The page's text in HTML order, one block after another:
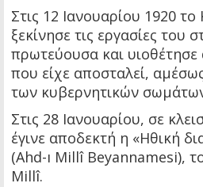
Στις 12 Ιανουαρίου 1920 το
ξεκίνησε τις εργασίες του
πρωτεύουσα και
που είχε αποσταλεί,
των κυβερνητικών
Στις 28 Ιανουαρίου, σε
έγινε αποδεκτή η «Ηθική
(Ahd-ı Millî Beyannamesi),
Millî.